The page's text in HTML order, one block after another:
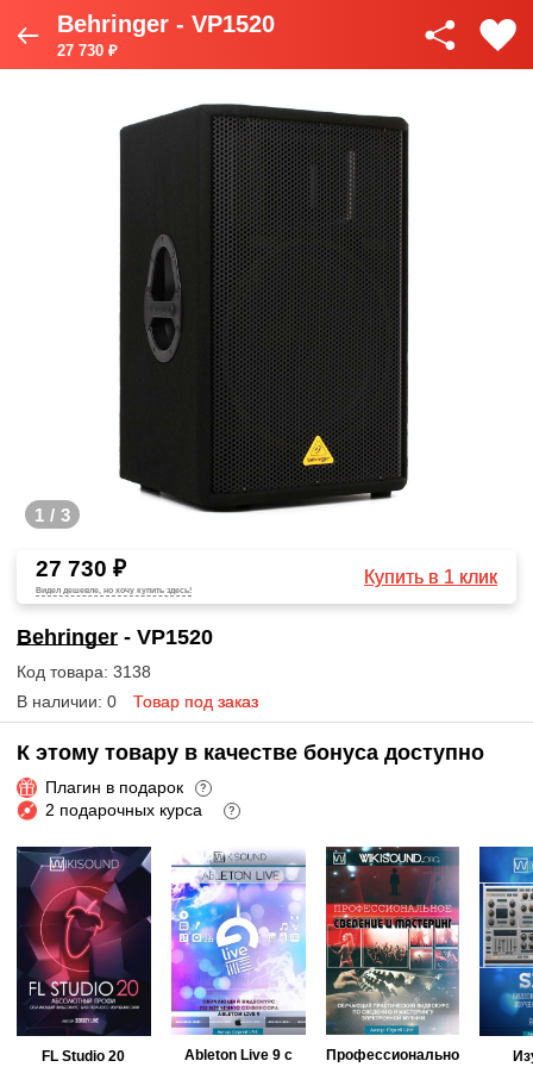
Behringer - VP1520
27 730 ₽
1 / 3
27 730 ₽
Видел дешевле, но хочу купить здесь!
Купить в 1 клик
Behringer - VP1520
Код товара: 3138
В наличии: 0
Товар под заказ
К этому товару в качестве бонуса доступно
Плагин в подарок ?
2 подарочных курса ?
FL Studio 20
Ableton Live 9 с
Профессионально